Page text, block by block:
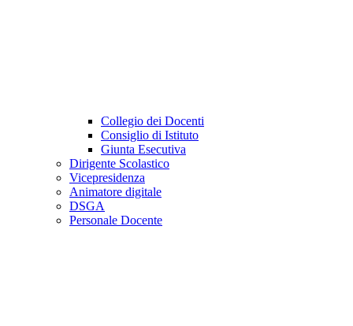
Collegio dei Docenti
Consiglio di Istituto
Giunta Esecutiva
Dirigente Scolastico
Vicepresidenza
Animatore digitale
DSGA
Personale Docente